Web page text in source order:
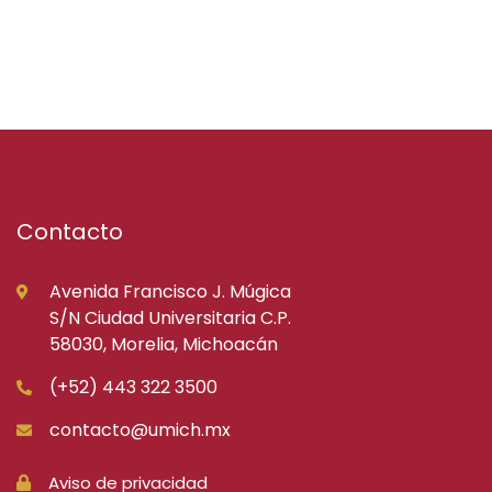
Contacto
Avenida Francisco J. Múgica
S/N Ciudad Universitaria C.P.
58030, Morelia, Michoacán
(+52) 443 322 3500
contacto@umich.mx
Aviso de privacidad